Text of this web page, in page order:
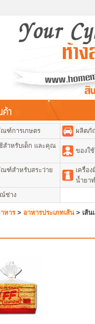
า
ฑ์การเกษตร
ผลิตภั
สำหรับเด็ก และคุณ
ของใ
ฑ์สำหรับสระว่าย
เครื่อ
น้ำยา
ช่าง
หาร > อาหารประเภทเส้น > เส้